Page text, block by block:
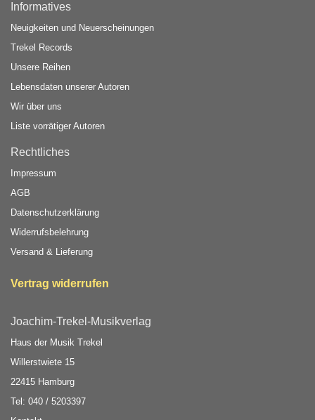
Informatives
Neuigkeiten und Neuerscheinungen
Trekel Records
Unsere Reihen
Lebensdaten unserer Autoren
Wir über uns
Liste vorrätiger Autoren
Rechtliches
Impressum
AGB
Datenschutzerklärung
Widerrufsbelehrung
Versand & Lieferung
Vertrag widerrufen
Joachim-Trekel-Musikverlag
Haus der Musik Trekel
Willerstwiete 15
22415 Hamburg
Tel: 040 / 5203397